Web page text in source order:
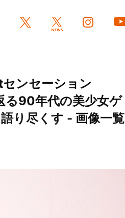
ンセーション
る90年代の美少女ゲ
り尽くす - 画像一覧